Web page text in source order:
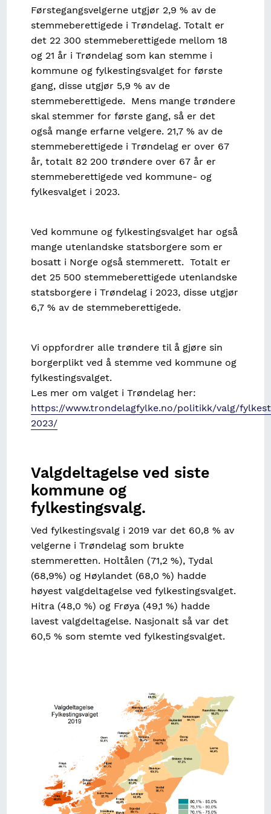
Førstegangsvelgerne utgjør 2,9 % av de
stemmeberettigede i Trøndelag. Totalt er
det 22 300 stemmeberettigede mellom 18
og 21 år i Trøndelag som kan stemme i
kommune og fylkestingsvalget for første
gang, disse utgjør 5,9 % av de
stemmeberettigede. Mens mange trøndere
skal stemmer for første gang, så er det
også mange erfarne velgere. 21,7 % av de
stemmeberettigede i Trøndelag er over 67
år, totalt 82 200 trøndere over 67 år er
stemmeberettigede ved kommune- og
fylkesvalget i 2023.
Ved kommune og fylkestingsvalget har også
mange utenlandske statsborgere som er
bosatt i Norge også stemmerett. Totalt er
det 25 500 stemmeberettigede utenlandske
statsborgere i Trøndelag i 2023, disse utgjør
6,7 % av de stemmeberettigede.
Vi oppfordrer alle trøndere til å gjøre sin
borgerplikt ved å stemme ved kommune og
fylkestingsvalget.
Les mer om valget i Trøndelag her:
https://www.trondelagfylke.no/politikk/valg/
2023/
Valgdeltagelse ved siste
kommune og
fylkestingsvalg.
Ved fylkestingsvalg i 2019 var det 60,8 % av
velgerne i Trøndelag som brukte
stemmeretten. Holtålen (71,2 %), Tydal
(68,9%) og Høylandet (68,0 %) hadde
høyest valgdeltagelse ved fylkestingsvalget.
Hitra (48,0 %) og Frøya (49,1 %) hadde
lavest valgdeltagelse. Nasjonalt så var det
60,5 % som stemte ved fylkestingsvalget.